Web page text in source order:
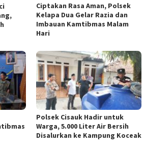
Ciptakan Rasa Aman, Polsek
Kelapa Dua Gelar Razia dan
Imbauan Kamtibmas Malam
Hari
Polsek Cisauk Hadir untuk
Warga, 5.000 Liter Air Bersih
Disalurkan ke Kampung Koceak